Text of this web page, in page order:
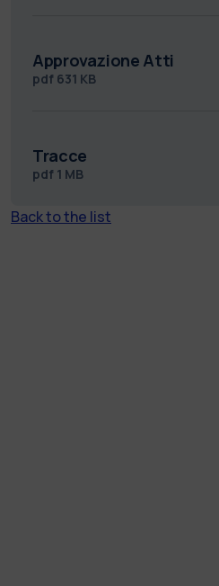
Approvazione Atti
pdf 631 KB
Tracce
pdf 1 MB
Back to the list